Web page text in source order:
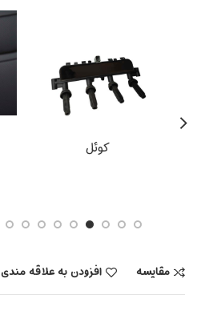
کوئل
مقایسه افزودن به علاقه مندی